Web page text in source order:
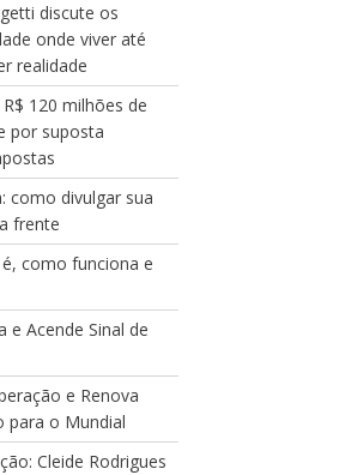
discute os
onde viver até
realidade
120 milhões de
por suposta
como divulgar sua
frente
como funciona e
e Acende Sinal de
e Renova
para o Mundial
Cleide Rodrigues